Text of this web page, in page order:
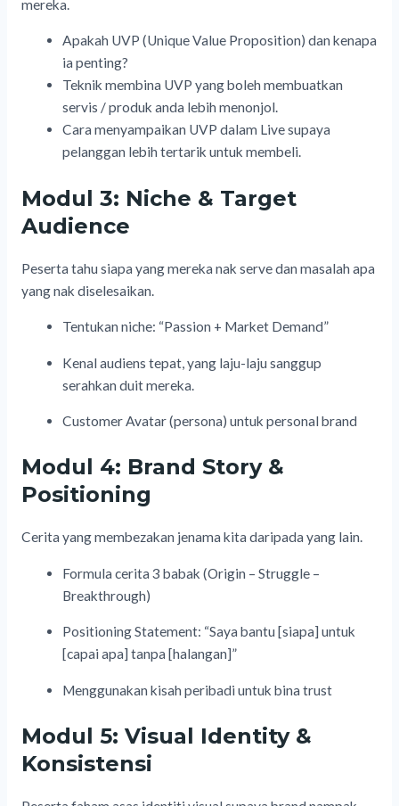
mereka.
Apakah UVP (Unique Value Proposition) dan kenapa
ia penting?
Teknik membina UVP yang boleh membuatkan
servis / produk anda lebih menonjol.
Cara menyampaikan UVP dalam Live supaya
pelanggan lebih tertarik untuk membeli.
Modul 3: Niche & Target
Audience
Peserta tahu siapa yang mereka nak serve dan masalah apa
yang nak diselesaikan.
Tentukan niche: “Passion + Market Demand”
Kenal audiens tepat, yang laju-laju sanggup
serahkan duit mereka.
Customer Avatar (persona) untuk personal brand
Modul 4: Brand Story &
Positioning
Cerita yang membezakan jenama kita daripada yang lain.
Formula cerita 3 babak (Origin – Struggle –
Breakthrough)
Positioning Statement: “Saya bantu [siapa] untuk
[capai apa] tanpa [halangan]”
Menggunakan kisah peribadi untuk bina trust
Modul 5: Visual Identity &
Konsistensi